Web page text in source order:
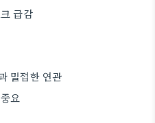
급감
밀접한 연관
요